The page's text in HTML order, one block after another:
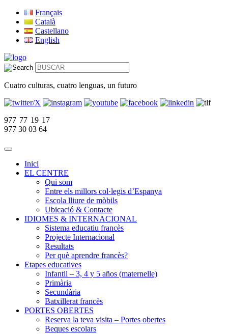
Français
Català
Castellano
English
Cuatro culturas, cuatro lenguas, un futuro
977 77 19 17
977 30 03 64
Inici
EL CENTRE
Qui som
Entre els millors col·legis d’Espanya
Escola lliure de mòbils
Ubicació & Contacte
IDIOMES & INTERNACIONAL
Sistema educatiu francès
Projecte Internacional
Resultats
Per què aprendre francès?
Etapes educatives
Infantil – 3, 4 y 5 años (maternelle)
Primària
Secundària
Batxillerat francès
PORTES OBERTES
Reserva la teva visita – Portes obertes
Beques escolars